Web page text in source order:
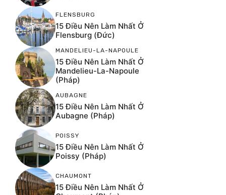
FLENSBURG
15 Điều Nên Làm Nhất Ở
Flensburg (Đức)
MANDELIEU-LA-NAPOULE
15 Điều Nên Làm Nhất Ở
Mandelieu-La-Napoule
(Pháp)
AUBAGNE
15 Điều Nên Làm Nhất Ở
Aubagne (Pháp)
POISSY
15 Điều Nên Làm Nhất Ở
Poissy (Pháp)
CHAUMONT
15 Điều Nên Làm Nhất Ở